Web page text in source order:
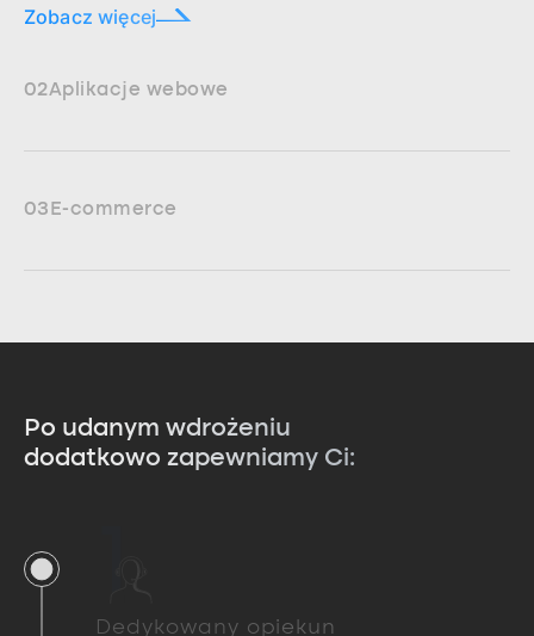
Zobacz więcej
02Aplikacje webowe
03E-commerce
Po udanym wdrożeniu
dodatkowo zapewniamy Ci:
Dedykowany opiekun